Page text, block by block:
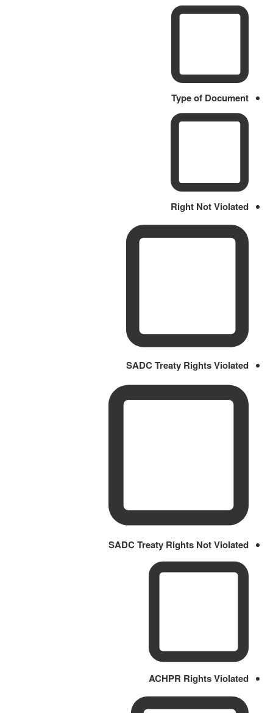
Type of Document
Right Not Violated
SADC Treaty Rights Violated
SADC Treaty Rights Not Violated
ACHPR Rights Violated